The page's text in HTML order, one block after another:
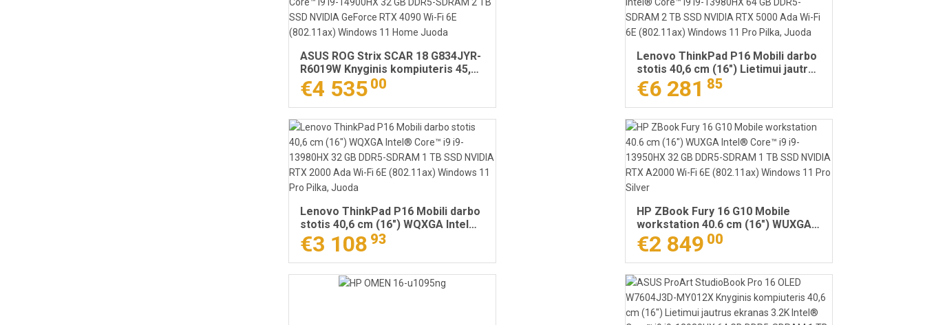
ASUS ROG Strix SCAR 18 G834JYR-
R6019W Knyginis kompiuteris 45,7
cm (18") 2.5K Intel® Core™ i9 i9-
14900HX 32 GB DDR5-SDRAM 2 TB
SSD NVIDIA GeForce RTX 4090 Wi-
Fi 6E (802.11ax) Windows 11 Home
Juoda
€4 535 00
Lenovo ThinkPad P16 Mobili darbo
stotis 40,6 cm (16") Lietimui jautrus
ekranas WQUXGA Intel® Core™ i9
i9-13980HX 64 GB DDR5-SDRAM 2
TB SSD NVIDIA RTX 5000 Ada Wi-Fi
6E (802.11ax) Windows 11 Pro
Pilka, Juoda
€6 281 85
Lenovo ThinkPad P16 Mobili darbo
stotis 40,6 cm (16") WQXGA Intel®
Core™ i9 i9-13980HX 32 GB DDR5-
SDRAM 1 TB SSD NVIDIA RTX 2000
Ada Wi-Fi 6E (802.11ax) Windows 11
Pro Pilka, Juoda
€3 108 93
HP ZBook Fury 16 G10 Mobile
workstation 40.6 cm (16") WUXGA
Intel® Core™ i9 i9-13950HX 32 GB
DDR5-SDRAM 1 TB SSD NVIDIA RTX
A2000 Wi-Fi 6E (802.11ax) Windows
11 Pro Silver
€2 849 00